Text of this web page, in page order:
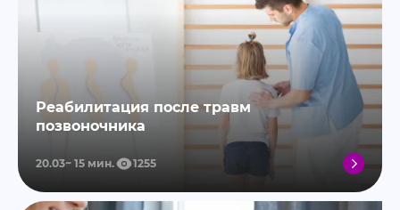
Реабилитация после травм
позвоночника
20.03 15 мин. 1255